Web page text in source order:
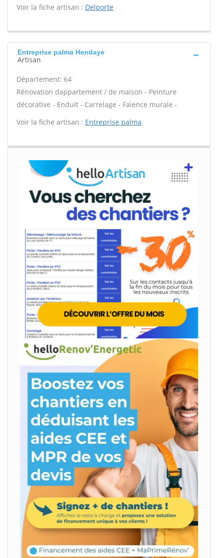
Voir la fiche artisan : Delporte
Entreprise palma Hendaye
Artisan
Département: 64
Rénovation dappartement / de maison - Peinture
décorative - Enduit - Carrelage - Faïence murale -
Voir la fiche artisan : Entreprise palma